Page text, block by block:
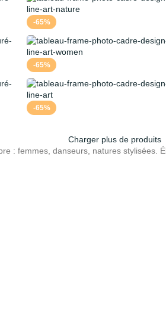
-65%
-65%
-65%
Charger plus de produits
: femmes, danseurs, natures stylisées.